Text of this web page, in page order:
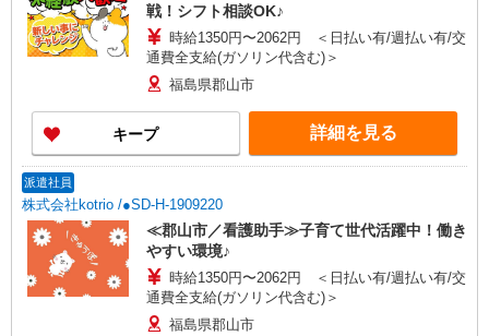
戦！シフト相談OK♪
時給1350円〜2062円 ＜日払い有/週払い有/交
通費全支給(ガソリン代含む)＞
福島県郡山市
キープ 詳細を見る
派遣社員
株式会社kotrio /●SD-H-1909220
≪郡山市／看護助手≫子育て世代活躍中！働き
やすい環境♪
時給1350円〜2062円 ＜日払い有/週払い有/交
通費全支給(ガソリン代含む)＞
福島県郡山市